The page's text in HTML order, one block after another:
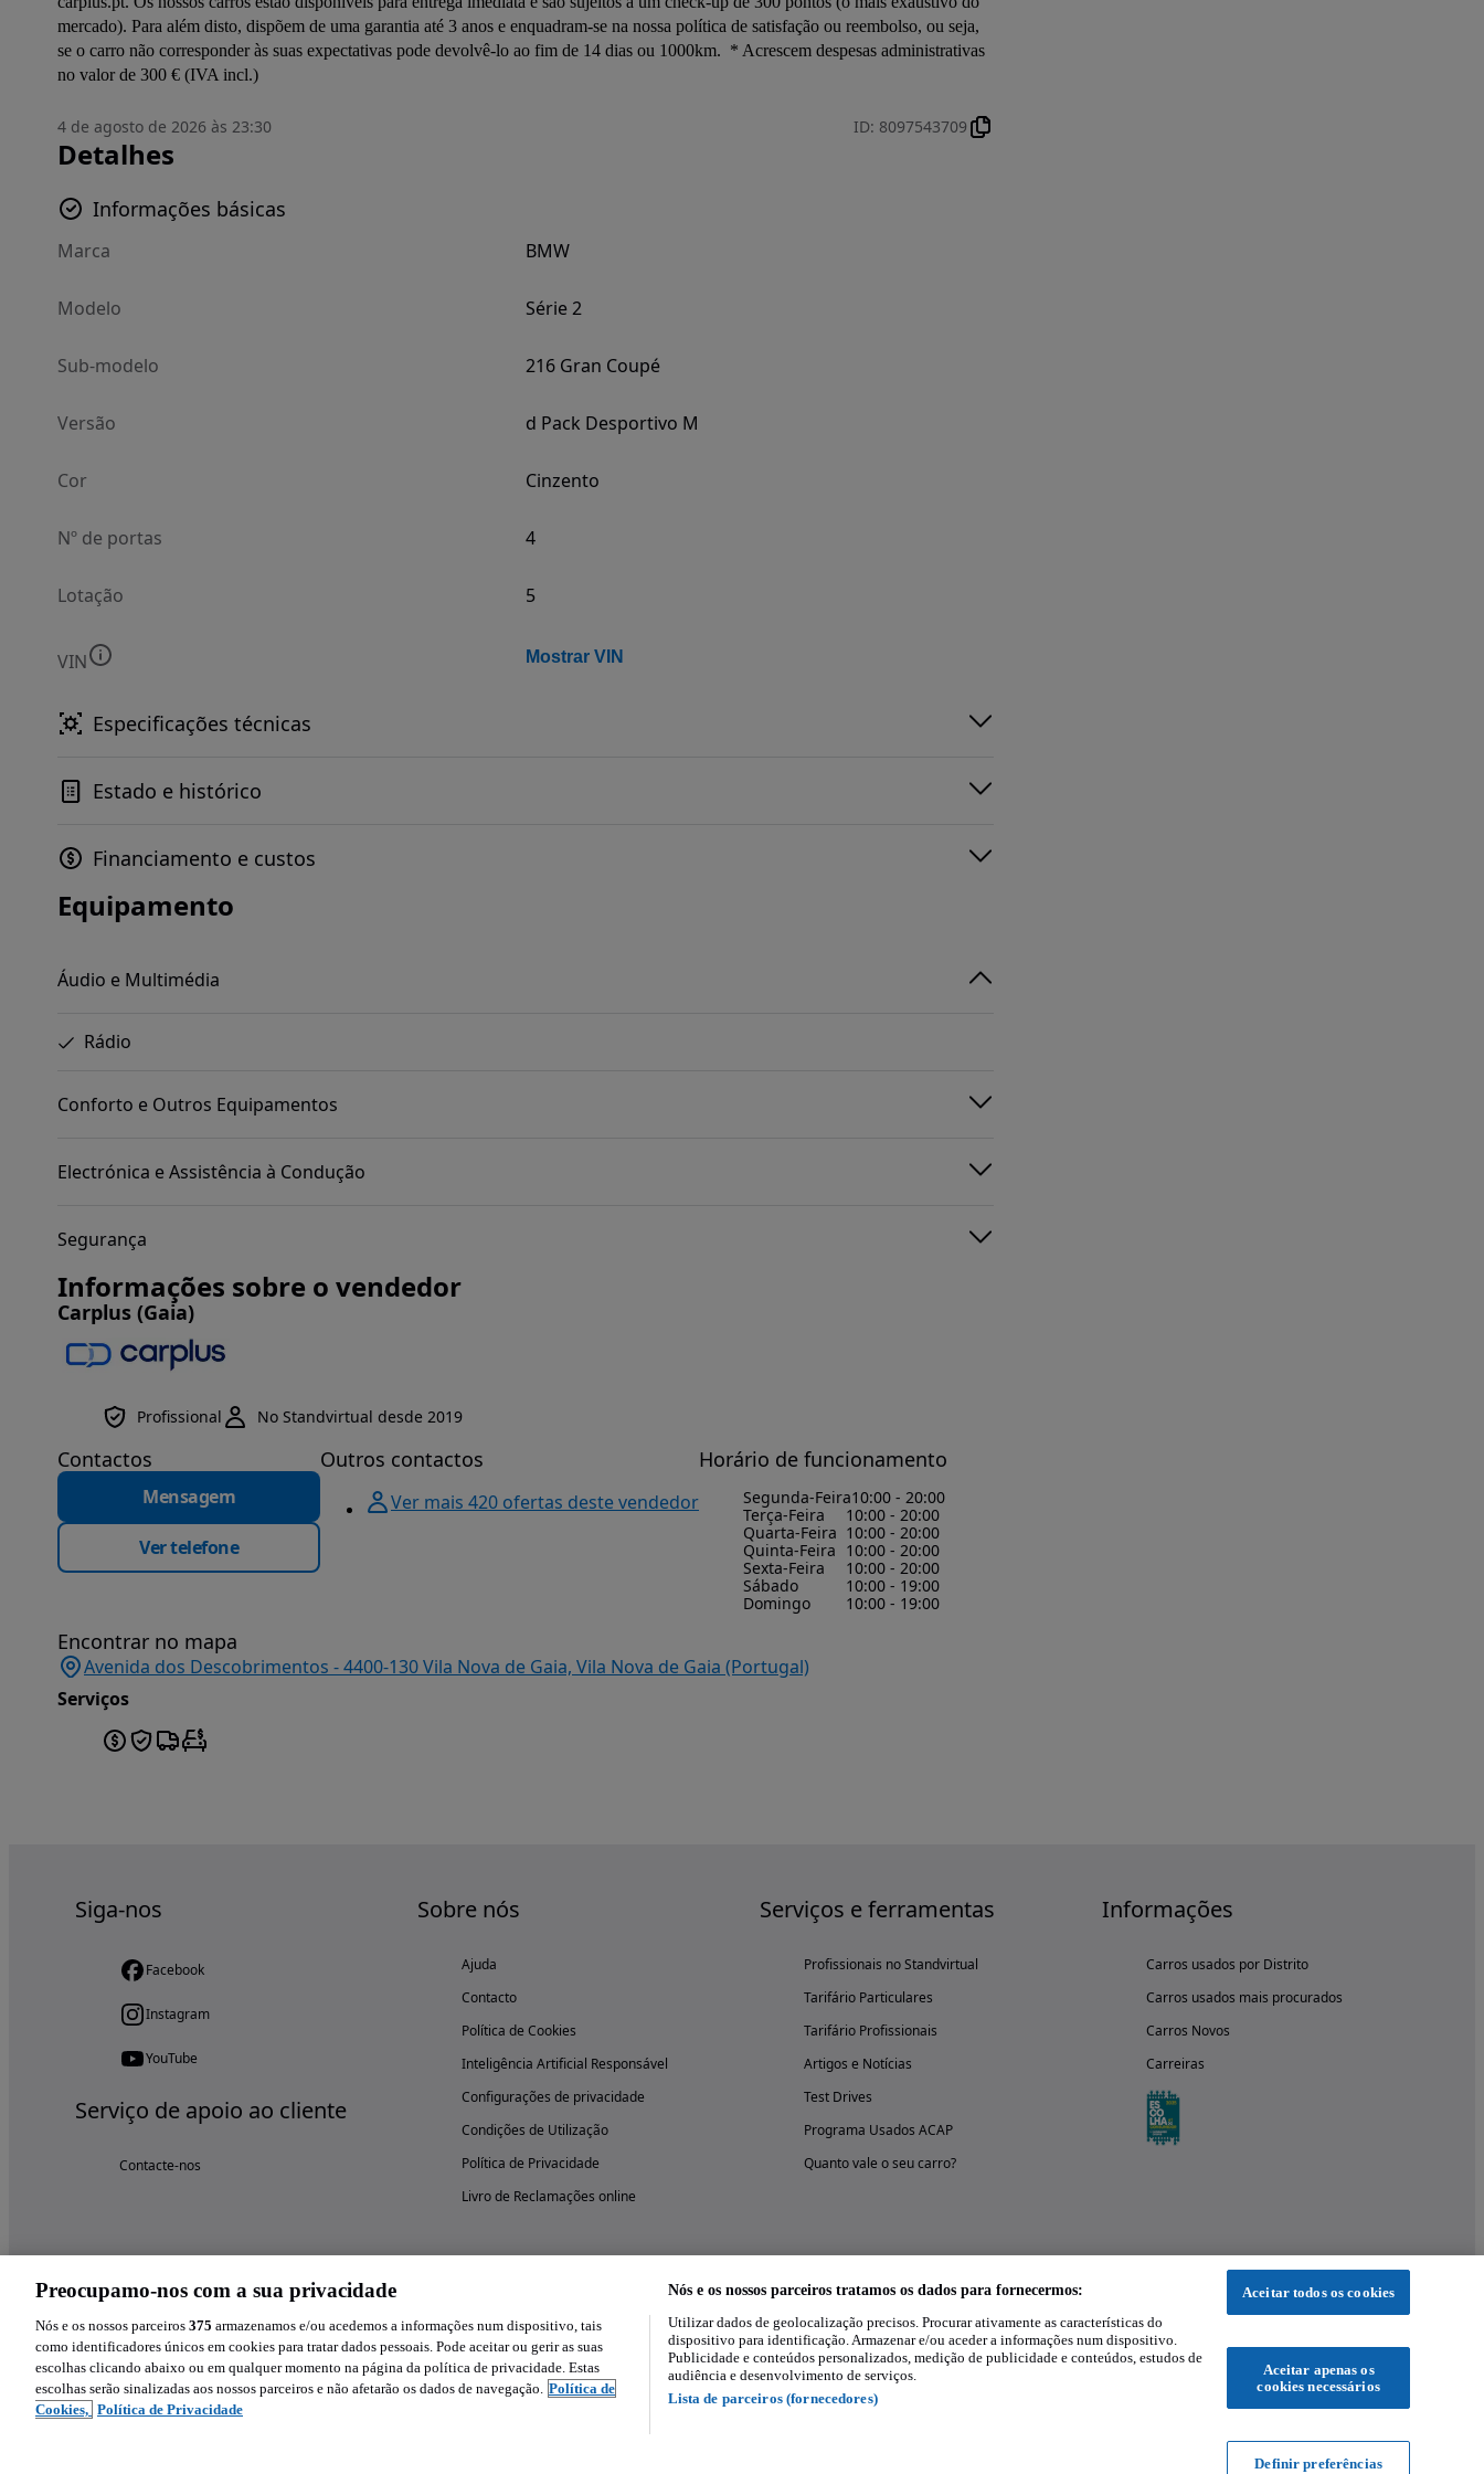
mercado). Para além disto, dispõem de uma garantia até 3 anos e enquadram-se na nossa política de satisfação ou reembolso, ou seja,
se o carro não corresponder às suas expectativas pode devolvê-lo ao fim de 14 dias ou 1000km.  * Acrescem despesas administrativas
no valor de 300 € (IVA incl.)
4 de agosto de 2026 às 23:30 ID: 8097543709
Detalhes
Informações básicas
Marca BMW
Modelo Série 2
Sub-modelo 216 Gran Coupé
Versão d Pack Desportivo M
Cor Cinzento
Nº de portas 4
Lotação 5
VIN Mostrar VIN
Especificações técnicas
Estado e histórico
Financiamento e custos
Equipamento
Áudio e Multimédia
Rádio
Conforto e Outros Equipamentos
Electrónica e Assistência à Condução
Segurança
Informações sobre o vendedor
Carplus (Gaia)
Profissional No Standvirtual desde 2019
Contactos
Mensagem
Ver telefone
Outros contactos
Ver mais 420 ofertas deste vendedor
Horário de funcionamento
Segunda-Feira10:00 - 20:00
Terça-Feira
10:00 - 20:00
Quarta-Feira 10:00 - 20:00
Quinta-Feira 10:00 - 20:00
Sexta-Feira
10:00 - 20:00
Sábado
10:00 - 19:00
Domingo
10:00 - 19:00
Encontrar no mapa
Avenida dos Descobrimentos - 4400-130 Vila Nova de Gaia, Vila Nova de Gaia (Portugal)
Serviços
Siga-nos
Facebook
Instagram
YouTube
Serviço de apoio ao cliente
Contacte-nos
Sobre nós
Ajuda
Contacto
Política de Cookies
Inteligência Artificial Responsável
Configurações de privacidade
Condições de Utilização
Política de Privacidade
Livro de Reclamações online
Serviços e ferramentas
Profissionais no Standvirtual
Tarifário Particulares
Tarifário Profissionais
Artigos e Notícias
Test Drives
Programa Usados ACAP
Quanto vale o seu carro?
Informações
Carros usados por Distrito
Carros usados mais procurados
Carros Novos
Carreiras
Experimenta a aplicação
Preocupamo-nos com a sua privacidade
Nós e os nossos parceiros 375 armazenamos e/ou acedemos a informações num dispositivo, tais
como identificadores únicos em cookies para tratar dados pessoais. Pode aceitar ou gerir as suas
escolhas clicando abaixo ou em qualquer momento na página da política de privacidade. Estas
escolhas serão sinalizadas aos nossos parceiros e não afetarão os dados de navegação. Política de
Cookies, Política de Privacidade
Nós e os nossos parceiros tratamos os dados para fornecermos:
Utilizar dados de geolocalização precisos. Procurar ativamente as características do
dispositivo para identificação. Armazenar e/ou aceder a informações num dispositivo.
Publicidade e conteúdos personalizados, medição de publicidade e conteúdos, estudos de
audiência e desenvolvimento de serviços.
Lista de parceiros (fornecedores)
Aceitar todos os cookies
Aceitar apenas os
cookies necessários
Definir preferências